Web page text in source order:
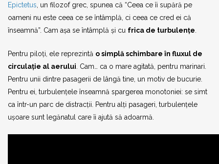
Epictetus , un filozof grec, spunea că “Ceea ce îi supără pe
oameni nu este ceea ce se întâmplă, ci ceea ce cred ei că
înseamnă”. Cam așa se întâmplă și cu frica de turbulențe
Pentru piloți, ele reprezintă o simplă schimbare în fluxul de
circulație al aerului . Cam… ca o mare agitată, pentru marinari.
Pentru unii dintre pasagerii de lângă tine, un motiv de bucurie.
Pentru ei, turbulențele înseamnă spargerea monotoniei: se simt
ca într-un parc de distracții. Pentru alți pasageri, turbulențele
ușoare sunt legănatul care îi ajută să adoarmă.